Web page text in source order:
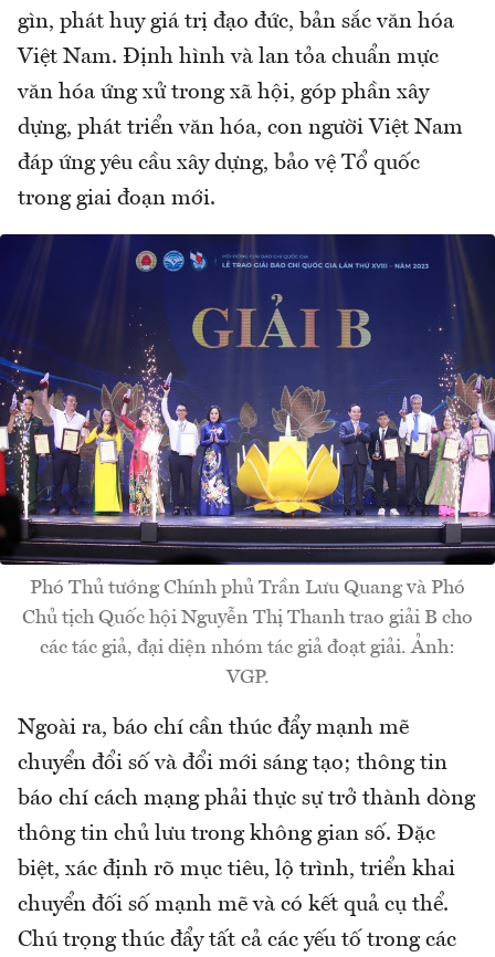
gìn, phát huy giá trị đạo đức, bản sắc văn hóa
Việt Nam. Định hình và lan tỏa chuẩn mực
văn hóa ứng xử trong xã hội, góp phần xây
dựng, phát triển văn hóa, con người Việt Nam
đáp ứng yêu cầu xây dựng, bảo vệ Tổ quốc
trong giai đoạn mới.
Phó Thủ tướng Chính phủ Trần Lưu Quang và Phó
Chủ tịch Quốc hội Nguyễn Thị Thanh trao giải B cho
các tác giả, đại diện nhóm tác giả đoạt giải. Ảnh:
VGP.
Ngoài ra, báo chí cần thúc đẩy mạnh mẽ
chuyển đổi số và đổi mới sáng tạo; thông tin
báo chí cách mạng phải thực sự trở thành dòng
thông tin chủ lưu trong không gian số. Đặc
biệt, xác định rõ mục tiêu, lộ trình, triển khai
chuyển đối số mạnh mẽ và có kết quả cụ thể.
Chú trọng thúc đẩy tất cả các yếu tố trong các